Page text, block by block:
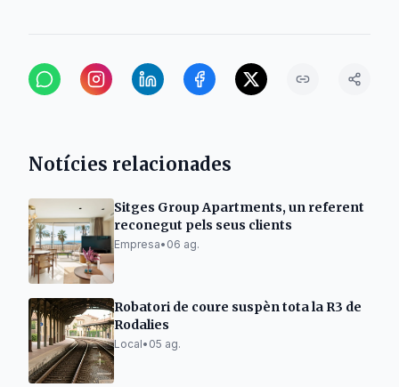
Notícies relacionades
Sitges Group Apartments, un referent
reconegut pels seus clients
Empresa• 06 ag.
Robatori de coure suspèn tota la R3 de
Rodalies
Local• 05 ag.